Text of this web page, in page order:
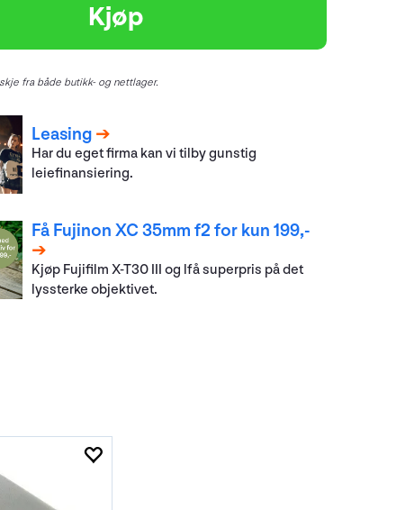
Kjøp
fra både butikk- og nettlager.
Leasing
Har du eget firma kan vi tilby gunstig
leiefinansiering.
Få Fujinon XC 35mm f2 for kun 199,-
Kjøp Fujifilm X-T30 III og lfå superpris på det
lyssterke objektivet.